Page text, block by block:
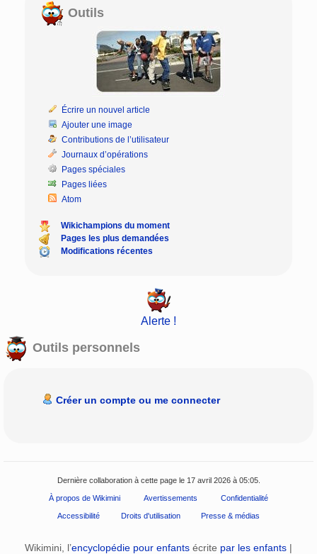
Outils
Écrire un nouvel article
Ajouter une image
Contributions de l’utilisateur
Journaux d’opérations
Pages spéciales
Pages liées
Atom
Wikichampions du moment
Pages les plus demandées
Modifications récentes
Alerte !
Outils personnels
Créer un compte ou me connecter
Dernière collaboration à cette page le 17 avril 2026 à 05:05.
À propos de Wikimini Avertissements Confidentialité
Accessibilité Droits d'utilisation Presse & médias
Wikimini, l’encyclopédie pour enfants écrite par les enfants |